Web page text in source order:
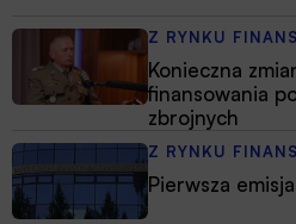
Z RYNKU
Konieczna
finansowania
zbrojnych
Z RYNKU
Pierwsza